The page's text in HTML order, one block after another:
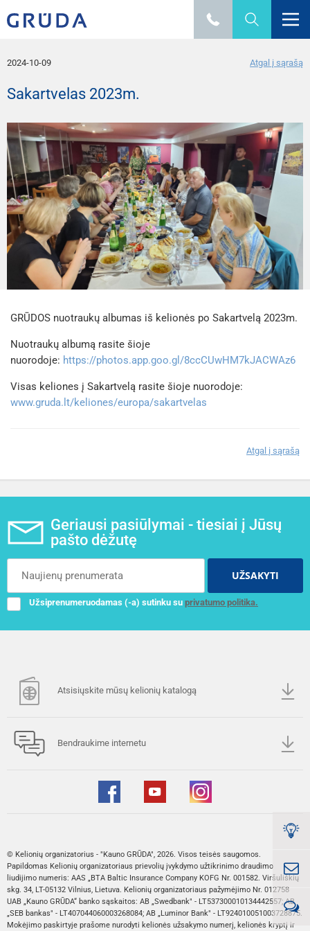
2024-10-09 Atgal į sąrašą
Sakartvelas 2023m.
GRŪDOS nuotraukų albumas iš kelionės po Sakartvelą 2023m.
Nuotraukų albumą rasite šioje
nuorodoje: https://photos.app.goo.gl/8ccCUwHM7kJACWAz6
Visas keliones į Sakartvelą rasite šioje nuorodoje:
www.gruda.lt/keliones/europa/sakartvelas
Atgal į sąrašą
Geriausi pasiūlymai - tiesiai į Jūsų
pašto dėžutę
UŽSAKYTI
Užsiprenumeruodamas (-a) sutinku su privatumo politika.
Atsisiųskite mūsų kelionių katalogą
Bendraukime internetu
© Kelionių organizatorius - "Kauno GRŪDA", 2026. Visos teisės saugomos.
Papildomas Kelionių organizatoriaus prievolių įvykdymo užtikrinimo draudimo
liudijimo numeris: AAS „BTA Baltic Insurance Company KOFG Nr. 001582. Viršuliškių
skg. 34, LT-05132 Vilnius, Lietuva. Kelionių organizatoriaus pažymėjimo Nr. 012758
UAB „Kauno GRŪDA“ banko sąskaitos: AB „Swedbank" - LT537300010134442557; AB
„SEB bankas" - LT407044060003268084; AB „Luminor Bank" - LT924010051003728875.
Mokėjimo paskirtyje prašome nurodyti kelionės užsakymo numerį, kelionės kryptį ir